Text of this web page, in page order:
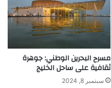
مسرح البحرين الوطني: جوهرة
ثقافية على ساحل الخليج
سبتمبر 8, 2024